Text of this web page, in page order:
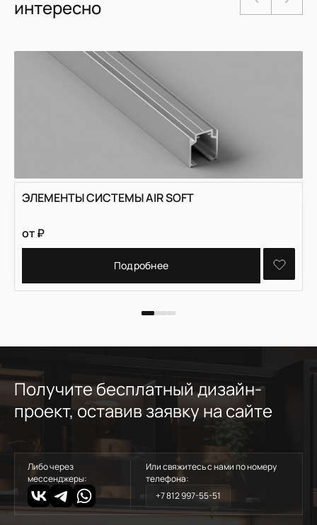
интересно
ЭЛЕМЕНТЫ СИСТЕМЫ AIR SOFT
от₽
Подробнее
Получите бесплатный дизайн-
проект, оставив заявку на сайте
Или свяжитесь с нами по номеру
телефона:
+7 812 997-55-51
Либо через
мессенджеры: